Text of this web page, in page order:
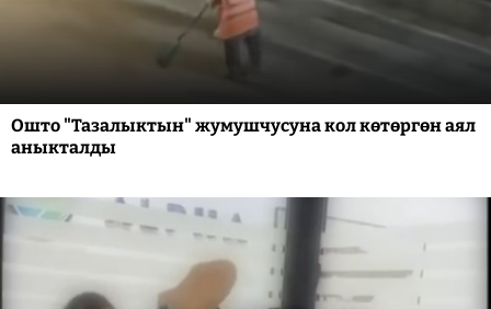
Ошто "Тазалыктын" жумушчусуна кол көтөргөн аял
аныкталды